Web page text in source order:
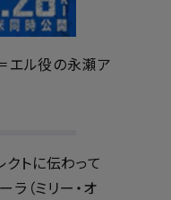
エル役の永瀬ア
トに伝わって
ラ（ミリー・オ